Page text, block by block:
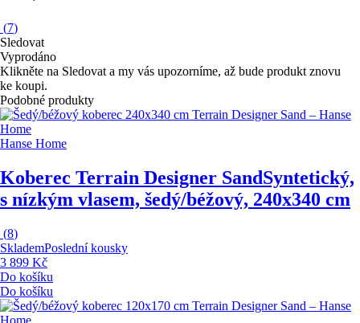
(7)
Sledovat
Vyprodáno
Klikněte na Sledovat a my vás upozorníme, až bude produkt znovu
ke koupi.
Podobné produkty
Hanse Home
Koberec Terrain Designer SandSyntetický,
s nízkým vlasem, šedý/béžový, 240x340 cm
(8)
SklademPoslední kousky
3 899 Kč
Do košíku
Do košíku